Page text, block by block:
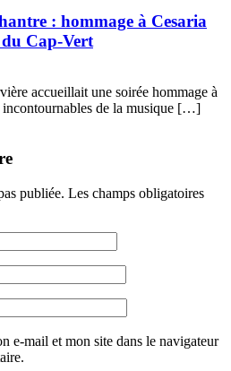
: hommage à Cesaria
Cap-Vert
accueillait une soirée hommage à
incontournables de la musique […]
publiée. Les champs obligatoires
e-mail et mon site dans le navigateur